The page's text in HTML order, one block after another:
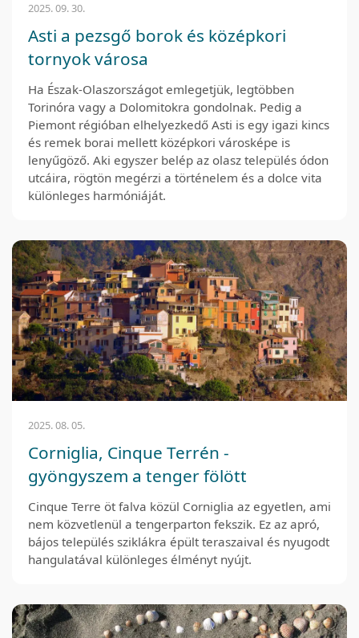
2025. 09. 30.
Asti a pezsgő borok és középkori
tornyok városa
Ha Észak-Olaszországot emlegetjük, legtöbben
Torinóra vagy a Dolomitokra gondolnak. Pedig a
Piemont régióban elhelyezkedő Asti is egy igazi kincs
és remek borai mellett középkori városképe is
lenyűgöző. Aki egyszer belép az olasz település ódon
utcáira, rögtön megérzi a történelem és a dolce vita
különleges harmóniáját.
2025. 08. 05.
Corniglia, Cinque Terrén -
gyöngyszem a tenger fölött
Cinque Terre öt falva közül Corniglia az egyetlen, ami
nem közvetlenül a tengerparton fekszik. Ez az apró,
bájos település sziklákra épült teraszaival és nyugodt
hangulatával különleges élményt nyújt.